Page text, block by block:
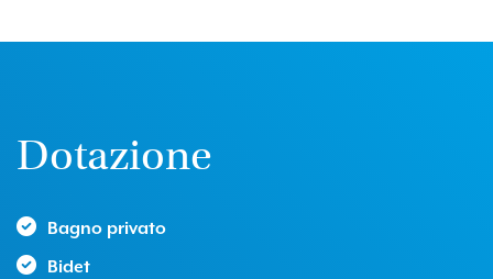
Dotazione
Bagno privato
Bidet